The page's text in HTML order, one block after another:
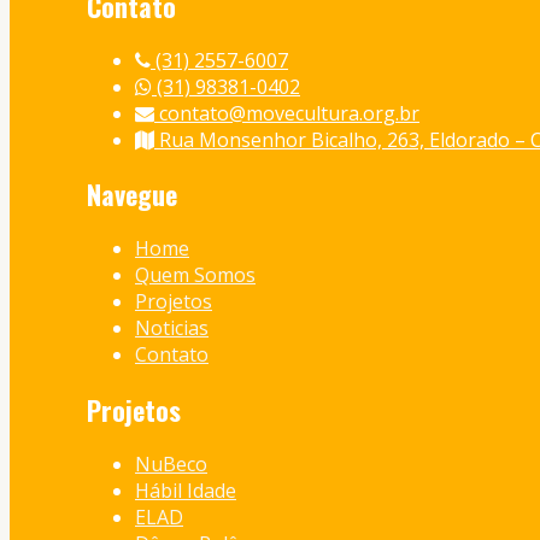
(31) 2557-6007
(31) 98381-0402
contato@movecultura.org.br
Rua Monsenhor Bicalho, 263, Eldorado –
Navegue
Home
Quem Somos
Projetos
Noticias
Contato
Projetos
NuBeco
Hábil Idade
ELAD